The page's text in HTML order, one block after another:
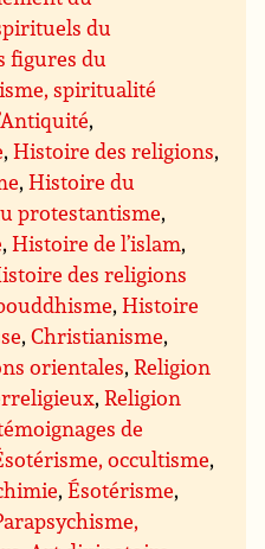
du
figures du
spiritualité
,
,Histoire des religions,
,Histoire du
protestantisme,
,Histoire de l’islam,
des religions
,Histoire
,Christianisme,
orientales,Religion
,Religion
de
occultisme,
,Ésotérisme,